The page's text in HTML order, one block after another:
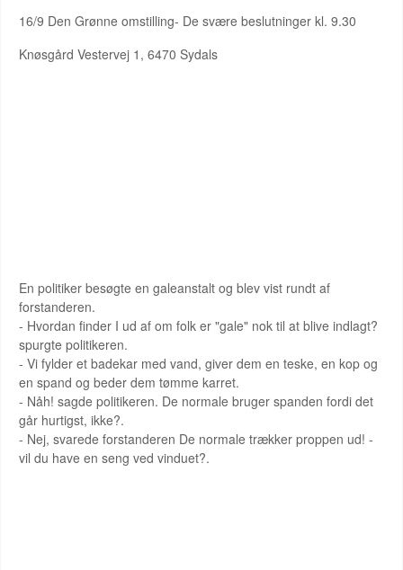
16/9 Den Grønne omstilling- De svære beslutninger kl. 9.30
Knøsgård Vestervej 1, 6470 Sydals
En politiker besøgte en galeanstalt og blev vist rundt af
forstanderen.
- Hvordan finder I ud af om folk er "gale" nok til at blive indlagt?
spurgte politikeren.
- Vi fylder et badekar med vand, giver dem en teske, en kop og
en spand og beder dem tømme karret.
- Nåh! sagde politikeren. De normale bruger spanden fordi det
går hurtigst, ikke?.
- Nej, svarede forstanderen De normale trækker proppen ud! -
vil du have en seng ved vinduet?.